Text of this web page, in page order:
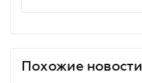
Похожие новости